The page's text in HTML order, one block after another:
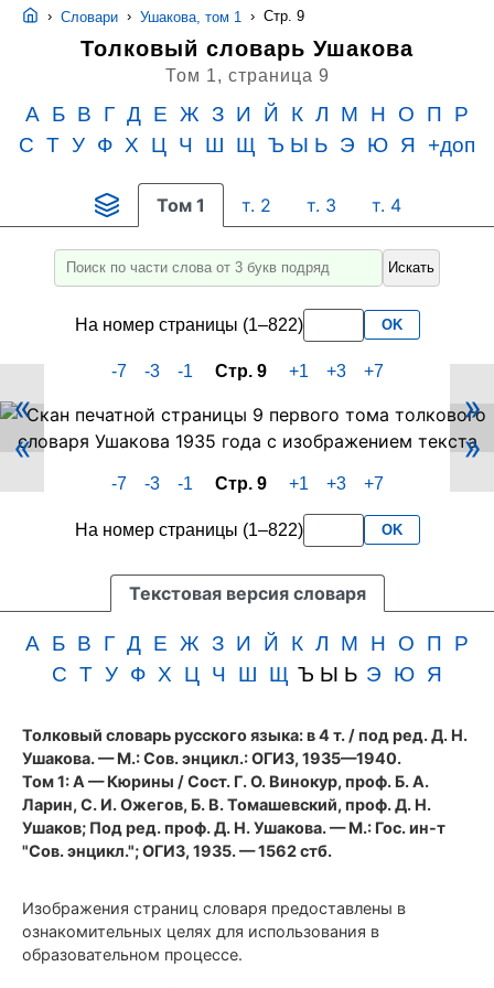
› Словари › Ушакова, том 1 › Стр. 9
Толковый словарь Ушакова
Том 1, страница 9
А Б В Г Д Е Ж З И Й К Л М Н О П
Р
С Т У Ф Х Ц Ч Ш Щ Ъ Ы Ь Э Ю Я +доп
Том 1 т. 2 т. 3 т. 4
Введите
поиска
слово
его
часть
менее
3
букв
подряд
Искать
На номер страницы (1–822) OK
-7 -3 -1 Стр. 9 +1 +3 +7
Скан
PDF-
страницы
9
(1935
год)
«
»
«
»
-7 -3 -1 Стр. 9 +1 +3 +7
На номер страницы (1–822) OK
Текстовая версия словаря
А Б В Г Д Е Ж З И Й К Л М Н О П
Р
С Т У Ф Х Ц Ч Ш Щ Ъ Ы Ь Э Ю Я
Толковый словарь русского языка: в 4 т. / под ред. Д. Н.
Ушакова. — М.: Сов. энцикл.: ОГИЗ, 1935—1940.
Том 1: А — Кюрины / Сост. Г. О. Винокур, проф. Б. А.
Ларин, С. И. Ожегов, Б. В. Томашевский, проф. Д. Н.
Ушаков; Под ред. проф. Д. Н. Ушакова. — М.: Гос. ин-т
"Сов. энцикл."; ОГИЗ, 1935. — 1562 стб.
Изображения страниц словаря предоставлены в
ознакомительных целях для использования в
образовательном процессе.